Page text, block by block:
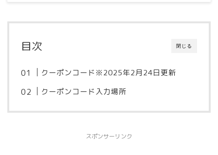
閉じる
目次
クーポンコード※2025年2月24日更新
クーポンコード入力場所
スポンサーリンク